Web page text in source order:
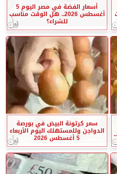
أسعار الفضة في مصر اليوم 5
أغسطس 2026.. هل الوقت مناسب
للشراء؟
سعر كرتونة البيض في بورصة
الدواجن وللمستهلك اليوم الأربعاء
5 أغسطس 2026